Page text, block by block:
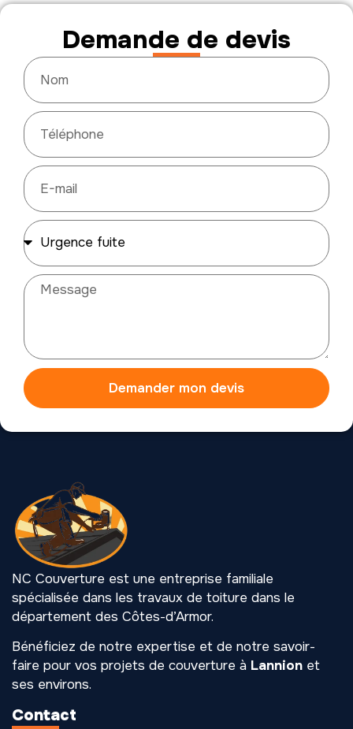
Demande de devis
Demander mon devis
NC Couverture est une entreprise familiale
spécialisée dans les travaux de toiture dans le
département des Côtes-d’Armor.
Bénéficiez de notre expertise et de notre savoir-
faire pour vos projets de couverture à Lannion et
ses environs.
Contact